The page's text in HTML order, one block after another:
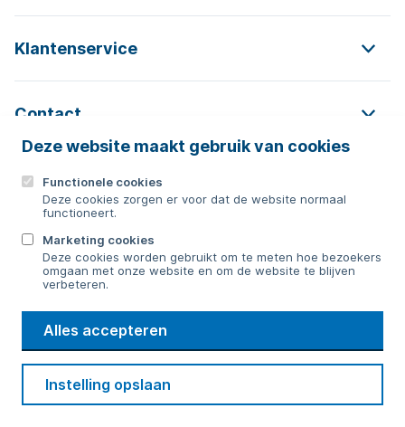
Deze website maakt gebruik van cookies
Functionele cookies
Deze cookies zorgen er voor dat de website normaal
functioneert.
Marketing cookies
Deze cookies worden gebruikt om te meten hoe bezoekers
omgaan met onze website en om de website te blijven
verbeteren.
Alles accepteren
Instelling opslaan
Klantenservice
Contact
Contact
Bericht sturen
WMD
Drinkwater
Cookie voorkeuren
Privacy Disclaimer